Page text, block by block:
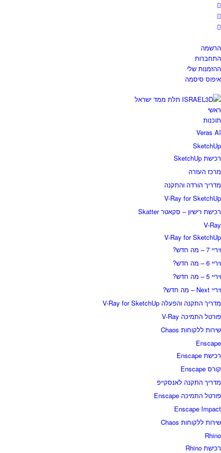
הרשמה
התחברות
ההזמנות שלי
איפוס סיסמה
ראשי
תוכנות
Veras AI
SketchUp
רכישת SketchUp
מרכז העזרה
מדריך הורדה והתקנה
V-Ray for SketchUp
רכישת רישיון – סקאטר Skatter
V-Ray
V-Ray for SketchUp
ויריי 7 – מה חדש?
ויריי 6 – מה חדש?
ויריי 5 – מה חדש?
ויריי Next – מה חדש?
מדריך התקנה והפעלה V-Ray for SketchUp
פורטל התמיכה V-Ray
שירות ללקוחות Chaos
Enscape
רכישת Enscape
קורס Enscape
מדריך התקנה לאנסקייפ
פורטל התמיכה Enscape
Enscape Impact
שירות ללקוחות Chaos
Rhino
רכישת Rhino